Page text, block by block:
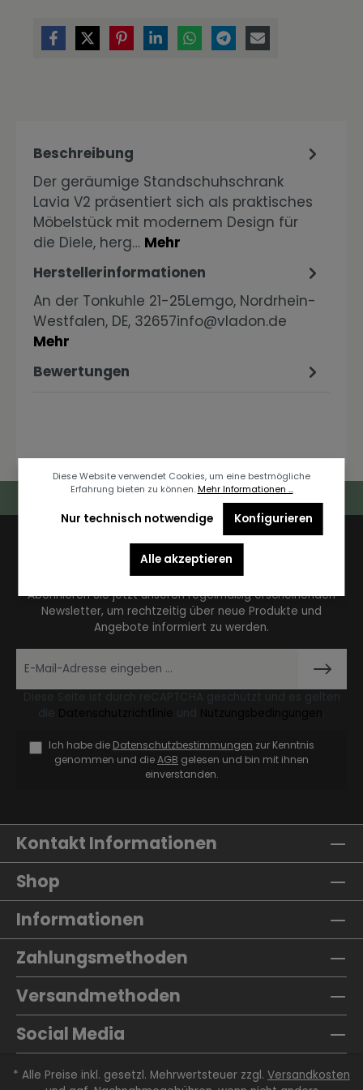
Beschreibung
Der geräumige Standschuhschrank
Lavia V2 präsentiert sich als praktisches
Möbelstück mit modernem Design für
die Diele, herg… Mehr
Herstellerinformationen
An der Tonkuhle 21-25Lemgo, Nordrhein-
Westfalen, DE, 32657info@vladon.de
Mehr
Bewertungen
Deutschlandweiter Kostenloser Versand
Newsletter
Abonnieren Sie jetzt unseren regelmäßig erscheinenden
Newsletter, um rechtzeitig über neue Produkte und
Angebote informiert zu werden.
Ich habe die Datenschutzbestimmungen zur Kenntnis
genommen und dieAGB gelesen und bin mit ihnen
einverstanden.
Kontakt Informationen
Shop
Informationen
Zahlungsmethoden
Versandmethoden
Social Media
* Alle Preise inkl. gesetzl. Mehrwertsteuer zzgl. Versandkosten
Diese Website verwendet Cookies, um eine bestmögliche
Erfahrung bieten zu können. Mehr Informationen ...
Nur technisch notwendige Konfigurieren
Alle akzeptieren